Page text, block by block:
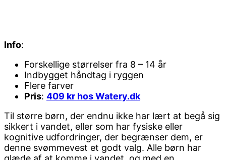
Info:
Forskellige størrelser fra 8 – 14 år
Indbygget håndtag i ryggen
Flere farver
Pris: 409 kr hos Watery.dk
Til større børn, der endnu ikke har lært at begå sig
sikkert i vandet, eller som har fysiske eller
kognitive udfordringer, der begrænser dem, er
denne svømmevest et godt valg. Alle børn har